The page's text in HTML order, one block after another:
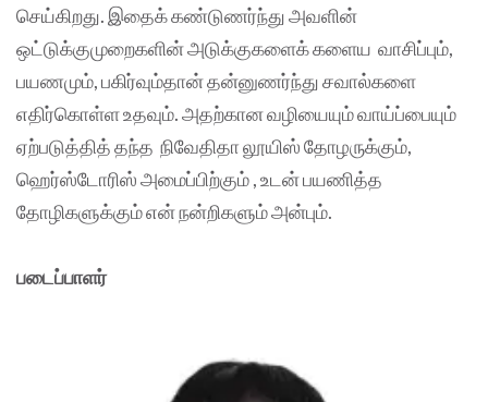
செய்கிறது. இதைக் கண்டுணர்ந்து அவளின்
ஒட்டுக்குமுறைகளின் அடுக்குகளைக் களைய வாசிப்பும்,
பயணமும், பகிர்வும்தான் தன்னுணர்ந்து சவால்களை
எதிர்கொள்ள உதவும். அதற்கான வழியையும் வாய்ப்பையும்
ஏற்படுத்தித் தந்த நிவேதிதா லூயிஸ் தோழருக்கும்,
ஹெர்ஸ்டோரிஸ் அமைப்பிற்கும் , உடன் பயணித்த
தோழிகளுக்கும் என் நன்றிகளும் அன்பும்.
படைப்பாளர்